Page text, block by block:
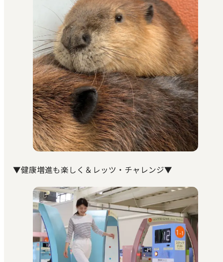
▼健康増進も楽しく＆レッツ・チャレンジ▼